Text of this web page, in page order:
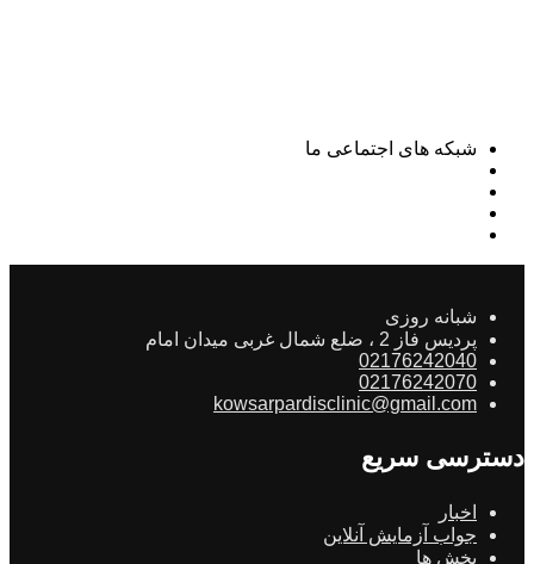
شبکه های اجتماعی ما
شبانه روزی
پردیس فاز 2 ، ضلع شمال غربی میدان امام
02176242040
02176242070
kowsarpardisclinic@gmail.com
دسترسی سریع
اخبار
جواب آزمایش آنلاین
بخش ها